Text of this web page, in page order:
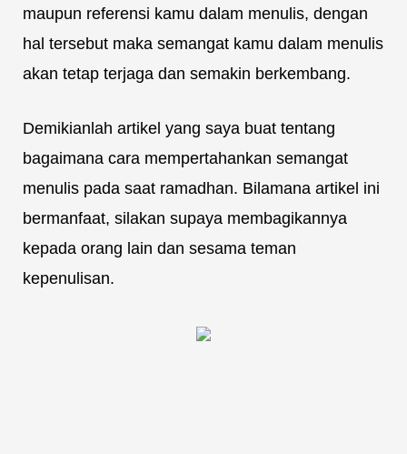
maupun referensi kamu dalam menulis, dengan
hal tersebut maka semangat kamu dalam menulis
akan tetap terjaga dan semakin berkembang.
Demikianlah artikel yang saya buat tentang
bagaimana cara mempertahankan semangat
menulis pada saat ramadhan. Bilamana artikel ini
bermanfaat, silakan supaya membagikannya
kepada orang lain dan sesama teman
kepenulisan.